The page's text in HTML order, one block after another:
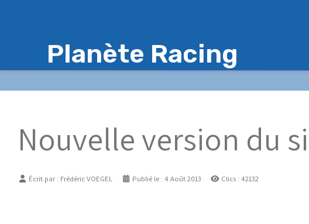
Planète Racing
Nouvelle version du
DétailsÉcrit par : Frédéric VOEGEL Publié le : 4 Août 2013 Clics : 42132